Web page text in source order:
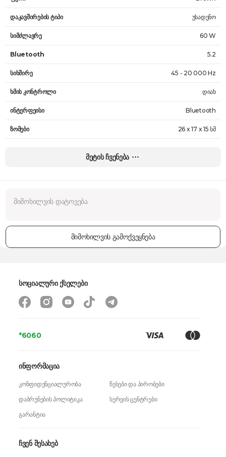
დაკავშირების ტიპი უსადენო
სიმძლავრე 60 W
Bluetooth 5.2
სიხშირე 45 - 20 000 Hz
ხმის კონტროლი დიახ
ინტერფეისი Bluetooth
ზომები 26 x 17 x 15 სმ
მეტის ჩვენება
მიმოხილვის გამოქვეყნება
*6060
ჩვენ შესახებ
ინფორმაცია
კონფიდენციალურობა
წესები და პირობები
დაბრუნების პოლიტიკა
სერვის ცენტრები
გარანტია
სოციალური ქსელები